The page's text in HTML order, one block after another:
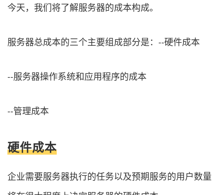
今天，我们将了解服务器的成本构成。
服务器总成本的三个主要组成部分是：--硬件成本
--服务器操作系统和应用程序的成本
--管理成本
硬件成本
企业需要服务器执行的任务以及预期服务的用户数量